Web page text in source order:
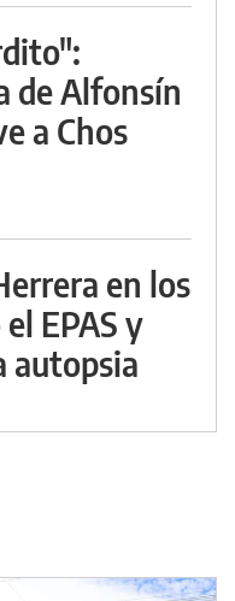
de Alfonsín
a Chos
en los
EPAS y
autopsia